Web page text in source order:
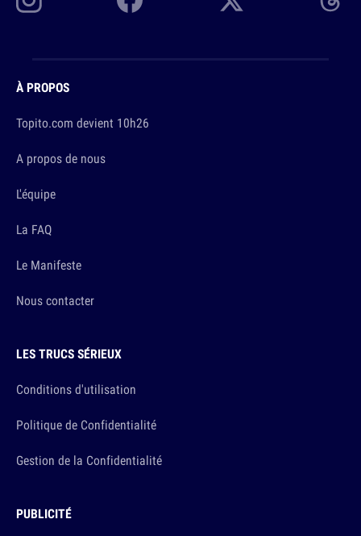
À PROPOS
Topito.com devient 10h26
A propos de nous
L'équipe
La FAQ
Le Manifeste
Nous contacter
LES TRUCS SÉRIEUX
Conditions d'utilisation
Politique de Confidentialité
Gestion de la Confidentialité
PUBLICITÉ